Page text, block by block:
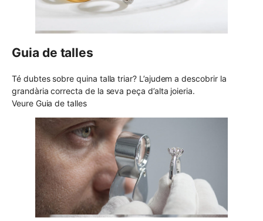
Guia de talles
Té dubtes sobre quina talla triar? L’ajudem a descobrir la
grandària correcta de la seva peça d’alta joieria.
Veure Guia de talles